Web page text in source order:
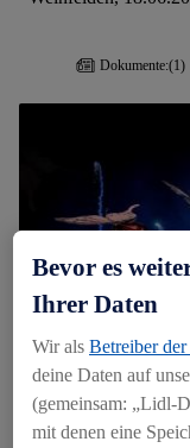
Dokumente:(1)
Bevor es
Ihrer Daten
Wir als Betreiber
deine Daten auf
(gemeinsam: „Lidl-
mit denen eine